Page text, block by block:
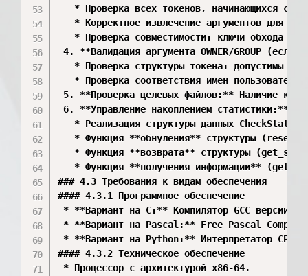
* Проверка всех токенов, начинающихся с -
* Корректное извлечение аргументов для
* Проверка совместимости: ключи обхода
4. **Валидация аргумента OWNER/GROUP
* Проверка структуры токена: допустимы
* Проверка соответствия имен
5. **Проверка целевых файлов:** Наличие как
6. **Управление накоплением статистики:**
* Реализация структуры данных CheckStats
* Функция **обнуления** структуры
* Функция **возврата** структуры
* Функция **получения информации**
### 4.3 Требования к видам обеспечения
#### 4.3.1 Программное обеспечение
* **Вариант на C:** Компилятор GCC версии
* **Вариант на Pascal:** Free Pascal
* **Вариант на Python:** Интерпретатор
#### 4.3.2 Техническое обеспечение
* Процессор с архитектурой x86-64.